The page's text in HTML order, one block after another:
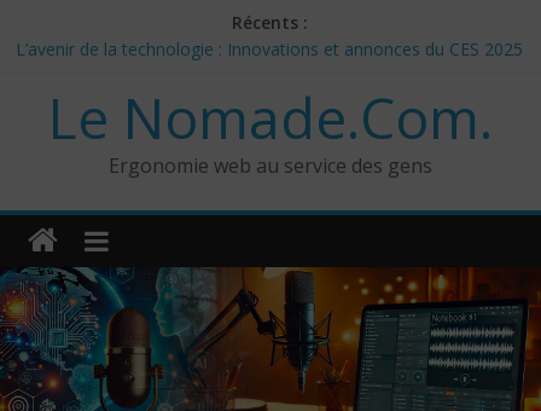
Récents :
L’avenir de la technologie : Innovations et annonces du CES 2025
Les 3 meilleurs réponses de politiciens Canadiens pour Donald
Google Deep Mind – IA : Simulation Mondiale et Défis Éthiques
NotebookLM : Mes commentaires sur 2 mois d’utilisation
CES 2025: Technologies insolites – jour 5
Le Nomade.Com.
Ergonomie web au service des gens